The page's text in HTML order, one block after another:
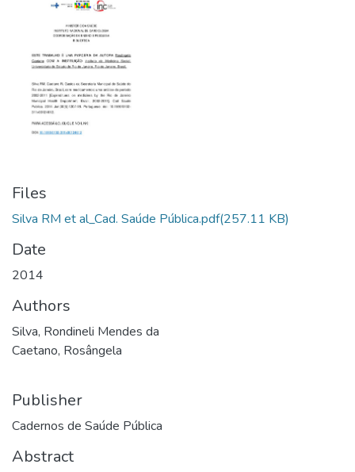
Files
Silva RM et al_Cad. Saúde Pública.pdf(257.11 KB)
Date
2014
Authors
Silva, Rondineli Mendes da
Caetano, Rosângela
Publisher
Cadernos de Saúde Pública
Abstract